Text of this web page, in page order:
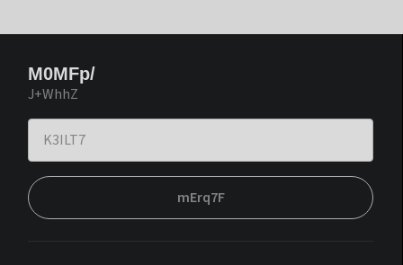
M0MFp/
J+WhhZ
mErq7F